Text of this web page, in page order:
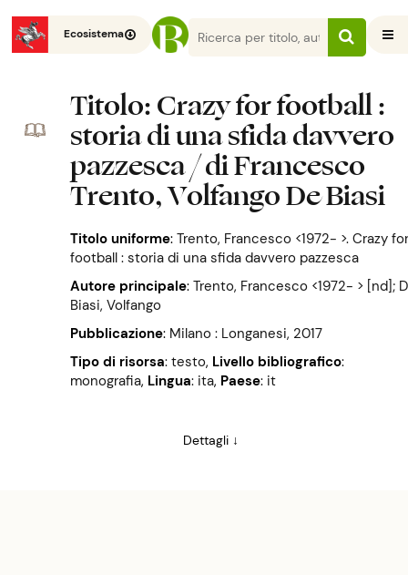
Ecosistema
Titolo: Crazy for football :
storia di una sfida davvero
pazzesca / di Francesco
Trento, Volfango De Biasi
Titolo uniforme:Trento, Francesco <1972- >. Crazy
football : storia di una sfida davvero pazzesca
Autore principale:Trento, Francesco <1972- > [nd];
Biasi, Volfango
Pubblicazione: Milano : Longanesi, 2017
Tipo di risorsa: testo, Livello bibliografico:
monografia, Lingua: ita, Paese: it
Dettagli ↓